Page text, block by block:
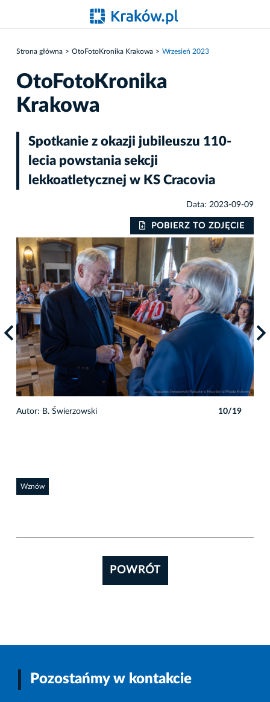
Strona główna OtoFotoKronika Krakowa Wrzesień 2023
OtoFotoKronika
Krakowa
Spotkanie z okazji jubileuszu 110-
lecia powstania sekcji
lekkoatletycznej w KS Cracovia
Data: 2023-09-09
POBIERZ TO ZDJĘCIE
Autor: B. Świerzowski 10/19
Wznów
POWRÓT
Pozostańmy w kontakcie